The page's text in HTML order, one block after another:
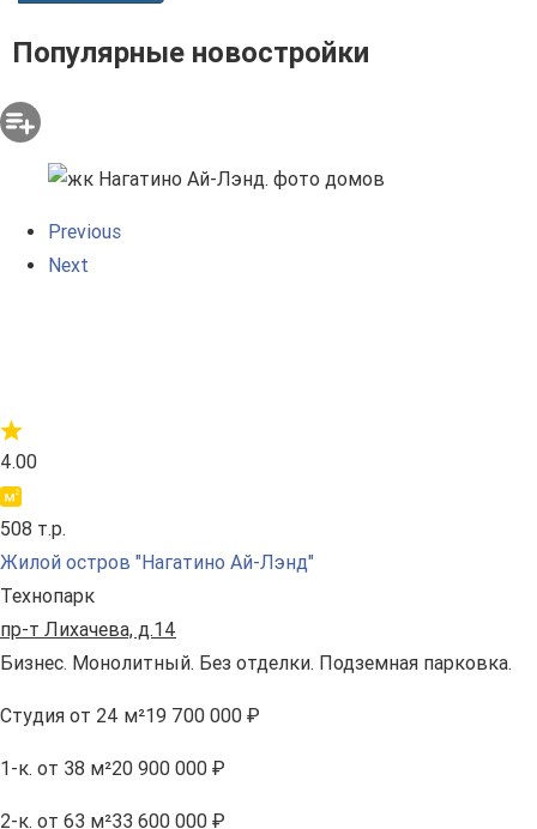
Популярные новостройки
Previous
Next
4.00
508 т.р.
Жилой остров "Нагатино Ай-Лэнд"
Технопарк
пр-т Лихачева, д.14
Бизнес. Монолитный. Без отделки. Подземная парковка.
Студия от 24 м²19 700 000 ₽
1-к. от 38 м²20 900 000 ₽
2-к. от 63 м²33 600 000 ₽